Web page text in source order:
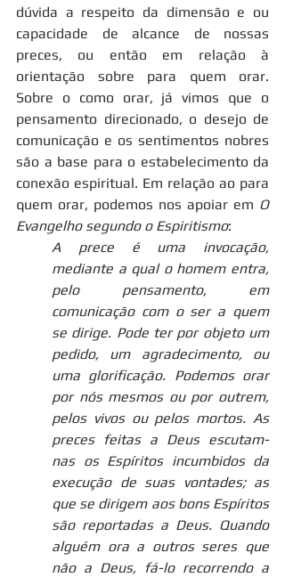
dúvida a respeito da dimensão e ou
capacidade de alcance de nossas
preces, ou então em relação à
orientação sobre para quem orar.
Sobre o como orar, já vimos que o
pensamento direcionado, o desejo de
comunicação e os sentimentos nobres
são a base para o estabelecimento da
conexão espiritual. Em relação ao para
quem orar, podemos nos apoiar em O
Evangelho segundo o Espiritismo:
A prece é uma invocação,
mediante a qual o homem entra,
pelo pensamento, em
comunicação com o ser a quem
se dirige. Pode ter por objeto um
pedido, um agradecimento, ou
uma glorificação. Podemos orar
por nós mesmos ou por outrem,
pelos vivos ou pelos mortos. As
preces feitas a Deus escutam-
nas os Espíritos incumbidos da
execução de suas vontades; as
que se dirigem aos bons Espíritos
são reportadas a Deus. Quando
alguém ora a outros seres que
não a Deus, fá-lo recorrendo a